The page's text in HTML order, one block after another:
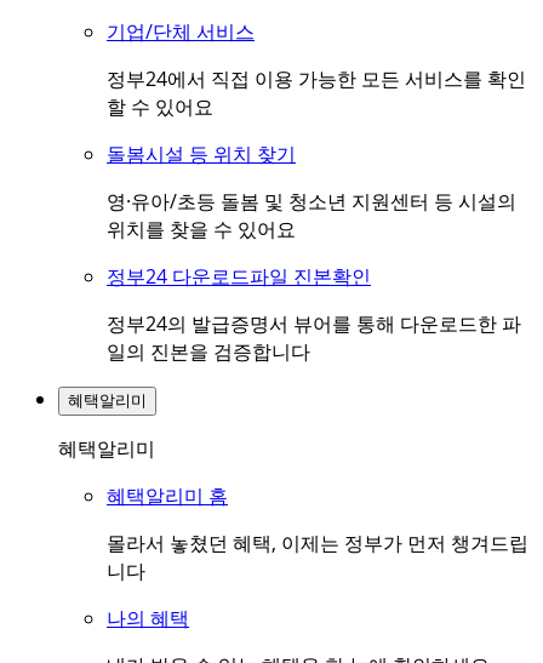
기업/단체 서비스
정부24에서 직접 이용 가능한 모든 서비스를 확인
할 수 있어요
돌봄시설 등 위치 찾기
영·유아/초등 돌봄 및 청소년 지원센터 등 시설의
위치를 찾을 수 있어요
정부24 다운로드파일 진본확인
정부24의 발급증명서 뷰어를 통해 다운로드한 파
일의 진본을 검증합니다
혜택알리미
혜택알리미
혜택알리미 홈
몰라서 놓쳤던 혜택, 이제는 정부가 먼저 챙겨드립
니다
나의 혜택